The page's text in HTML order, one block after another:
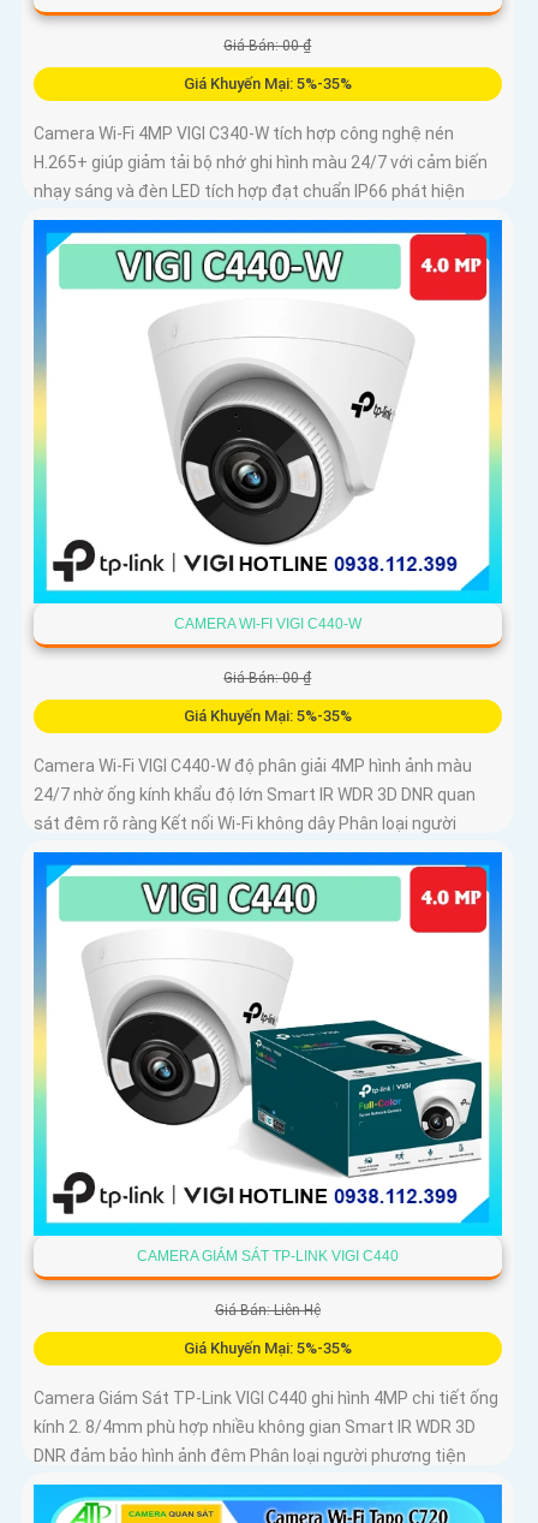
Giá Bán: 00 ₫
Giá Khuyến Mại: 5%-35%
Camera Wi-Fi 4MP VIGI C340-W tích hợp công nghệ nén
H.265+ giúp giảm tải bộ nhớ ghi hình màu 24/7 với cảm biến
nhạy sáng và đèn LED tích hợp đạt chuẩn IP66 phát hiện
chuyển động phát hiện con người vượt ranh giới xâm nhập
giả mạo kiểm soát toàn bộ từ xa bằng VIGI App
CAMERA WI-FI VIGI C440-W
Giá Bán: 00 ₫
Giá Khuyến Mại: 5%-35%
Camera Wi-Fi VIGI C440-W độ phân giải 4MP hình ảnh màu
24/7 nhờ ống kính khẩu độ lớn Smart IR WDR 3D DNR quan
sát đêm rõ ràng Kết nối Wi-Fi không dây Phân loại người
phương tiện cảnh báo xâm nhập Âm thanh hai chiều Chuẩn
nén H.265+ Lưu trữ microSD 256GB IP66 chống nước
CAMERA GIÁM SÁT TP-LINK VIGI C440
Giá Bán: Liên Hệ
Giá Khuyến Mại: 5%-35%
Camera Giám Sát TP-Link VIGI C440 ghi hình 4MP chi tiết ống
kính 2. 8/4mm phù hợp nhiều không gian Smart IR WDR 3D
DNR đảm bảo hình ảnh đêm Phân loại người phương tiện
phát hiện xâm nhập chính xác Chuẩn nén H